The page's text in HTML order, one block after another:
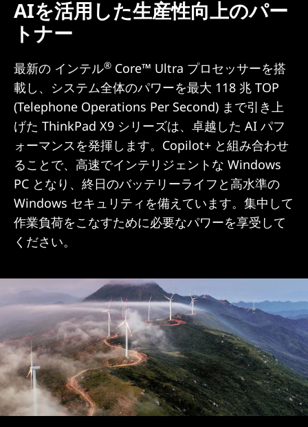
AIを活用した生産性向上のパー
トナー
最新の インテル® Core™ Ultra プロセッサーを搭
載し、システム全体のパワーを最大 118 兆 TOP
(Telephone Operations Per Second) まで引き上
げた ThinkPad X9 シリーズは、卓越した AI パフ
ォーマンスを発揮します。Copilot+ と組み合わせ
ることで、高速でインテリジェントな Windows
PC となり、終日のバッテリーライフと高水準の
Windows セキュリティを備えています。集中して
作業負荷をこなすために必要なパワーを享受して
ください。